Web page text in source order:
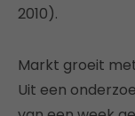
2010).
Markt groeit met
Uit een